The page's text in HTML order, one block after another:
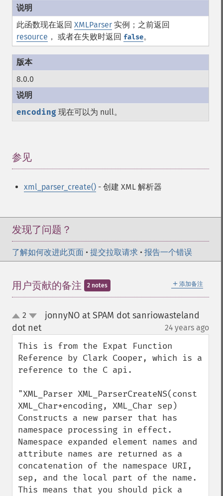
此函数现在返回 XMLParser 实例；之前返回
resource ， 或者在失败时返回 false。
8.0.0
encoding 现在可以为 null。
参见
xml_parser_create() - 创建 XML 解析器
发现了问题？
了解如何改进此页面 • 提交拉取请求 • 报告一个错误
＋ 添加备注
用户贡献的备注 2 notes
up
down
2
jonnyNO at SPAM dot sanriowasteland
dot net¶ 24 years ago
This is from the Expat Function
Reference by Clark Cooper, which is a
reference to the C api.
"XML_Parser XML_ParserCreateNS(const
XML_Char*encoding, XML_Char sep)
Constructs a new parser that has
namespace processing in effect.
Namespace expanded element names and
attribute names are returned as a
concatenation of the namespace URI,
sep, and the local part of the name.
This means that you should pick a